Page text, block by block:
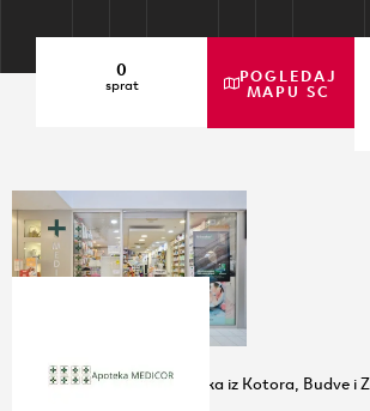
0
sprat POGLEDAJ
MAPU SC
Medicor je lanac apoteka iz Kotora, Budve i